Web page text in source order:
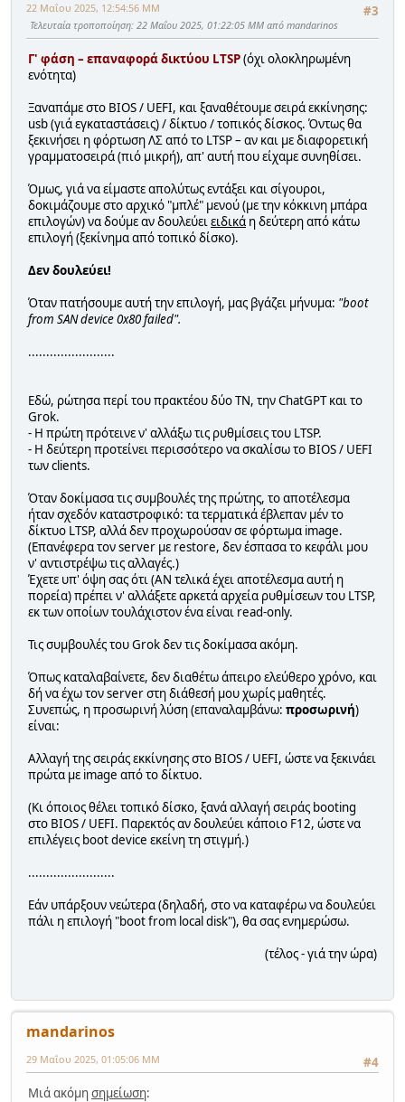
#3
22 Μαΐου 2025, 12:54:56 ΜΜ
Τελευταία τροποποίηση: 22 Μαΐου 2025, 01:22:05 ΜΜ από mandarinos
Γ' φάση – επαναφορά δικτύου LTSP(όχι ολοκληρωμένη
ενότητα)
Ξαναπάμε στο BIOS / UEFI, και ξαναθέτουμε σειρά εκκίνησης:
usb (γιά εγκαταστάσεις) / δίκτυο / τοπικός δίσκος. Όντως θα
ξεκινήσει η φόρτωση ΛΣ από το LTSP – αν και με διαφορετική
γραμματοσειρά (πιό μικρή), απ' αυτή που είχαμε συνηθίσει.
Όμως, γιά να είμαστε απολύτως εντάξει και σίγουροι,
δοκιμάζουμε στο αρχικό "μπλέ" μενού (με την κόκκινη μπάρα
επιλογών) να δούμε αν δουλεύειειδικά η δεύτερη από κάτω
επιλογή (ξεκίνημα από τοπικό δίσκο).
Δεν δουλεύει!
Όταν πατήσουμε αυτή την επιλογή, μας βγάζει μήνυμα: "boot
from SAN device 0x80 failed".
........................
Εδώ, ρώτησα περί του πρακτέου δύο ΤΝ, την ChatGPT και το
Grok.
- Η πρώτη πρότεινε ν' αλλάξω τις ρυθμίσεις του LTSP.
- Η δεύτερη προτείνει περισσότερο να σκαλίσω το BIOS / UEFI
των clients.
Όταν δοκίμασα τις συμβουλές της πρώτης, το αποτέλεσμα
ήταν σχεδόν καταστροφικό: τα τερματικά έβλεπαν μέν το
δίκτυο LTSP, αλλά δεν προχωρούσαν σε φόρτωμα image.
(Επανέφερα τον server με restore, δεν έσπασα το κεφάλι μου
ν' αντιστρέψω τις αλλαγές.)
Έχετε υπ' όψη σας ότι (ΑΝ τελικά έχει αποτέλεσμα αυτή η
πορεία) πρέπει ν' αλλάξετε αρκετά αρχεία ρυθμίσεων του LTSP,
εκ των οποίων τουλάχιστον ένα είναι read-only.
Τις συμβουλές του Grok δεν τις δοκίμασα ακόμη.
Όπως καταλαβαίνετε, δεν διαθέτω άπειρο ελεύθερο χρόνο, και
δή να έχω τον server στη διάθεσή μου χωρίς μαθητές.
Συνεπώς, η προσωρινή λύση (επαναλαμβάνω: προσωρινή)
είναι:
Αλλαγή της σειράς εκκίνησης στο BIOS / UEFI, ώστε να ξεκινάει
πρώτα με image από το δίκτυο.
(Κι όποιος θέλει τοπικό δίσκο, ξανά αλλαγή σειράς booting
στο BIOS / UEFI. Παρεκτός αν δουλεύει κάποιο F12, ώστε να
επιλέγεις boot device εκείνη τη στιγμή.)
........................
Εάν υπάρξουν νεώτερα (δηλαδή, στο να καταφέρω να δουλεύει
πάλι η επιλογή "boot from local disk"), θα σας ενημερώσω.
(τέλος - γιά την ώρα)
mandarinos
#4
29 Μαΐου 2025, 01:05:06 ΜΜ
Μιά ακόμησημείωση: